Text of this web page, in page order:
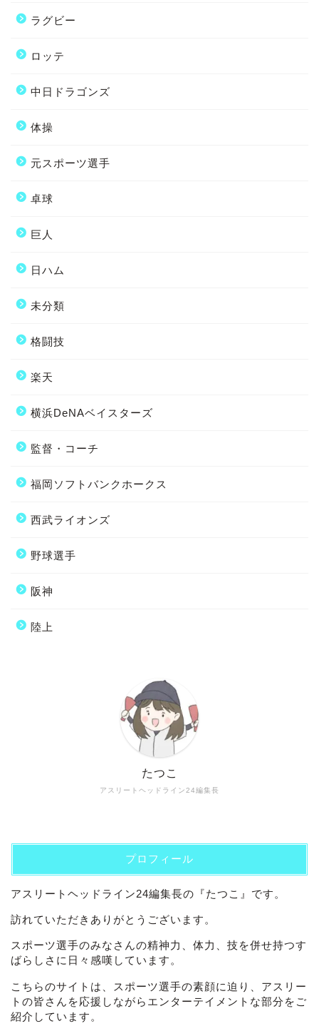
ラグビー
ロッテ
中日ドラゴンズ
体操
元スポーツ選手
卓球
巨人
日ハム
未分類
格闘技
楽天
横浜DeNAベイスターズ
監督・コーチ
福岡ソフトバンクホークス
西武ライオンズ
野球選手
阪神
陸上
アスリートヘッドライン24編集長
たつこ
プロフィール
アスリートヘッドライン24編集長の『たつこ』です。
訪れていただきありがとうございます。
スポーツ選手のみなさんの精神力、体力、技を併せ持つす
ばらしさに日々感嘆しています。
こちらのサイトは、スポーツ選手の素顔に迫り、アスリー
トの皆さんを応援しながらエンターテイメントな部分をご
紹介しています。